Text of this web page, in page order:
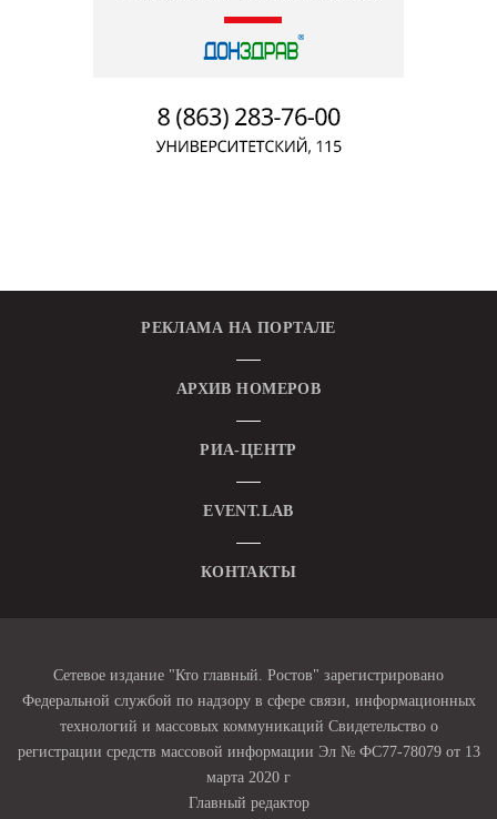
РЕКЛАМА НА ПОРТАЛЕ
АРХИВ НОМЕРОВ
РИА-ЦЕНТР
EVENT.LAB
КОНТАКТЫ
Сетевое издание "Кто главный. Ростов" зарегистрировано
Федеральной службой по надзору в сфере связи, информационных
технологий и массовых коммуникаций Свидетельство о
регистрации средств массовой информации Эл № ФС77-78079 от 13
марта 2020 г
Главный редактор